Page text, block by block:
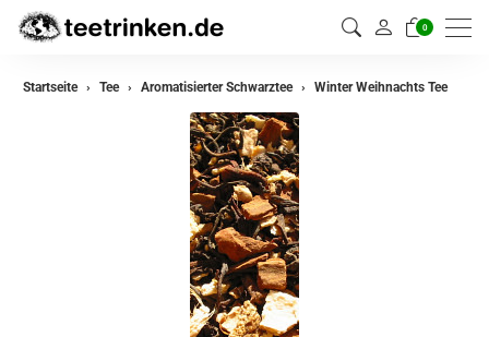
0
zurück
Startseite Tee Aromatisierter Schwarztee Winter Weihnachts Tee